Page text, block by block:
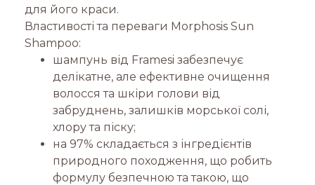
для його краси.
Властивості та переваги Morphosis Sun
Shampoo:
шампунь від Framesi забезпечує
делікатне, але ефективне очищення
волосся та шкіри голови від
забруднень, залишків морської солі,
хлору та піску;
на 97% складається з інгредієнтів
природного походження, що робить
формулу безпечною та такою, що